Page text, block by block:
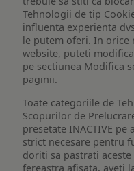
Tehnologii de tip
influenta experienta
le putem oferi. In orice
website, puteti
pe sectiunea Modifica
paginii.
Toate categoriile de
Scopurilor de
presetate INACTIVE pe
strict necesare pentru
doriti sa pastrati
fereastra afisata, aveti